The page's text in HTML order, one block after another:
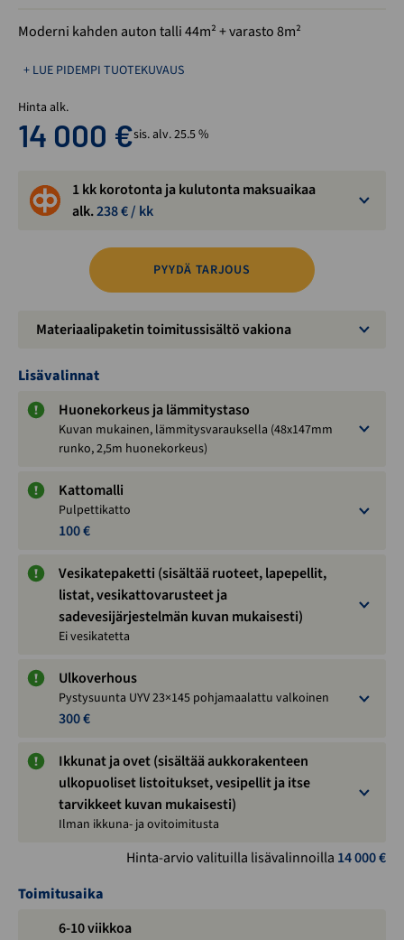
Moderni kahden auton talli 44m² + varasto 8m²
+ LUE PIDEMPI TUOTEKUVAUS
Hinta alk.
14 000 €sis. alv. 25.5 %
1 kk korotonta ja kulutonta maksuaikaa
alk.238€ / kk
PYYDÄ TARJOUS
Materiaalipaketin toimitussisältö vakiona
Lisävalinnat
Huonekorkeus ja lämmitystaso
Kuvan mukainen, lämmitysvarauksella (48x147mm
runko, 2,5m huonekorkeus)
Kattomalli
Pulpettikatto
100 €
Vesikatepaketti (sisältää ruoteet, lapepellit,
listat, vesikattovarusteet ja
sadevesijärjestelmän kuvan mukaisesti)
Ei vesikatetta
Ulkoverhous
Pystysuunta UYV 23×145 pohjamaalattu valkoinen
300 €
Ikkunat ja ovet (sisältää aukkorakenteen
ulkopuoliset listoitukset, vesipellit ja itse
tarvikkeet kuvan mukaisesti)
Ilman ikkuna- ja ovitoimitusta
Hinta-arvio valituilla lisävalinnoilla 14 000€
Toimitusaika
6-10 viikkoa